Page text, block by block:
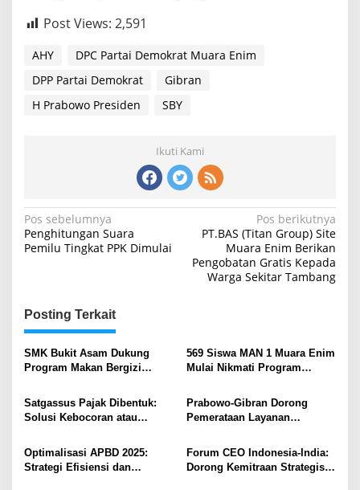
Post Views: 2,591
AHY
DPC Partai Demokrat Muara Enim
DPP Partai Demokrat
Gibran
H Prabowo Presiden
SBY
Ikuti Kami
Navigasi
pos
Pos sebelumnya
Penghitungan Suara
Pemilu Tingkat PPK Dimulai
Pos berikutnya
PT.BAS (Titan Group) Site
Muara Enim Berikan
Pengobatan Gratis Kepada
Warga Sekitar Tambang
Posting Terkait
SMK Bukit Asam Dukung
Program Makan Bergizi
Manfaat Setiap Hari
569 Siswa MAN 1 Muara Enim
Mulai Nikmati Program
Antusiasme Tinggi Warnai
Pelaksanaan
Satgassus Pajak Dibentuk:
Solusi Kebocoran atau
Prabowo-Gibran Dorong
Pemerataan Layanan
Serentak Cek Kesehatan
Gratis (CKG) di Muara Enim
Optimalisasi APBD 2025:
Strategi Efisiensi dan
Forum CEO Indonesia-India:
Dorong Kemitraan Strategis